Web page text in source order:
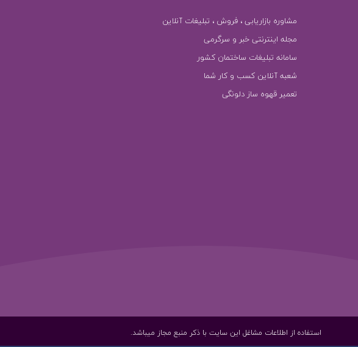
مشاوره بازاریابی ، فروش ، تبلیغات آنلاین
مجله اینترنتی خبر و سرگرمی
سامانه تبلیغات ساختمان کشور
شعبه آنلاین کسب و کار شما
تعمیر قهوه ساز دلونگی
استفاده از اطلاعات مشاغل این سایت با ذکر منبع مجاز میباشد.